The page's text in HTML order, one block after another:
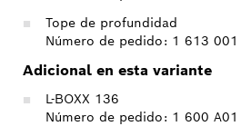
Tope de profundidad
Número de pedido: 1 613
Adicional en esta variante
L-BOXX 136
Número de pedido: 1 600 A01